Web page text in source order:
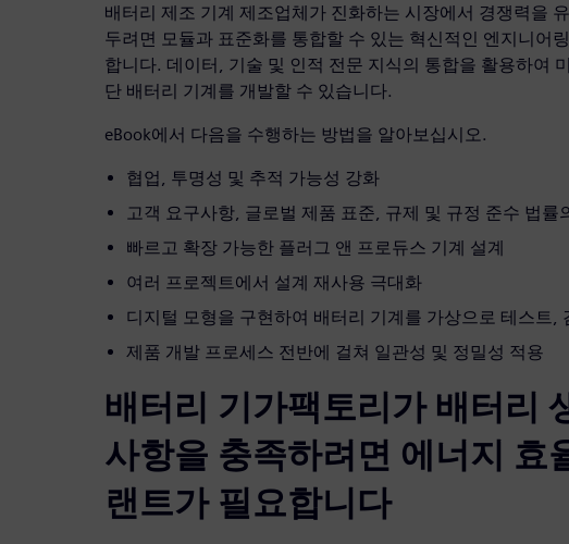
배터리 제조 기계 제조업체가 진화하는 시장에서 경쟁력을
두려면 모듈과 표준화를 통합할 수 있는 혁신적인 엔지니어
합니다. 데이터, 기술 및 인적 전문 지식의 통합을 활용하여
단 배터리 기계를 개발할 수 있습니다.
eBook에서 다음을 수행하는 방법을 알아보십시오.
협업, 투명성 및 추적 가능성 강화
고객 요구사항, 글로벌 제품 표준, 규제 및 규정 준수 법률
빠르고 확장 가능한 플러그 앤 프로듀스 기계 설계
여러 프로젝트에서 설계 재사용 극대화
디지털 모형을 구현하여 배터리 기계를 가상으로 테스트,
제품 개발 프로세스 전반에 걸쳐 일관성 및 정밀성 적용
배터리 기가팩토리가 배터리
사항을 충족하려면 에너지 효
랜트가 필요합니다